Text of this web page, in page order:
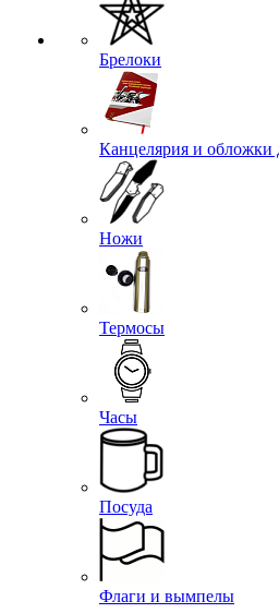
Брелоки
Канцелярия и обложки
Ножи
Термосы
Часы
Посуда
Флаги и вымпелы